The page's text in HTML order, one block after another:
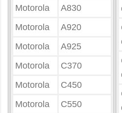
Motorola
A830
Motorola
A920
Motorola
A925
Motorola
C370
Motorola
C450
Motorola
C550